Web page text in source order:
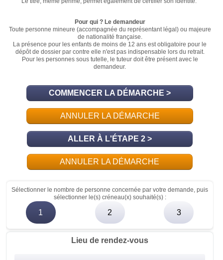
COMMENCER LA DÉMARCHE >
ANNULER LA DÉMARCHE
ALLER À L'ÉTAPE 2 >
ANNULER LA DÉMARCHE
Sélectionner le nombre de personne concernée par votre demande, puis
sélectionner le(s) créneau(x) souhaité(s) :
1 2 3
Lieu de rendez-vous